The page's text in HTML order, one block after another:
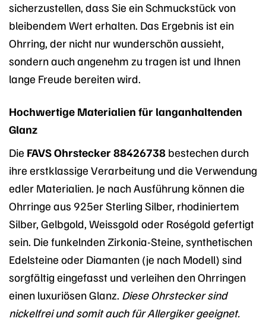
sicherzustellen, dass Sie ein Schmuckstück von
bleibendem Wert erhalten. Das Ergebnis ist ein
Ohrring, der nicht nur wunderschön aussieht,
sondern auch angenehm zu tragen ist und Ihnen
lange Freude bereiten wird.
Hochwertige Materialien für langanhaltenden
Glanz
Die FAVS Ohrstecker 88426738 bestechen durch
ihre erstklassige Verarbeitung und die Verwendung
edler Materialien. Je nach Ausführung können die
Ohrringe aus 925er Sterling Silber, rhodiniertem
Silber, Gelbgold, Weissgold oder Roségold gefertigt
sein. Die funkelnden Zirkonia-Steine, synthetischen
Edelsteine oder Diamanten (je nach Modell) sind
sorgfältig eingefasst und verleihen den Ohrringen
einen luxuriösen Glanz. Diese Ohrstecker sind
nickelfrei und somit auch für Allergiker geeignet.